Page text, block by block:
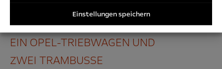
Einstellungen speichern
EIN OPEL-TRIEBWAGEN UND
ZWEI TRAMBUSSE